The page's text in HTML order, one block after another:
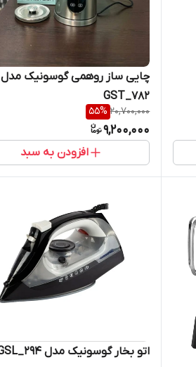
چایی ساز روهمی گوسونیک مدل
GST_782
20,700,000
55%
9,200,000
افزودن به سبد
اتو بخار گوسونیک مدل GSL_294